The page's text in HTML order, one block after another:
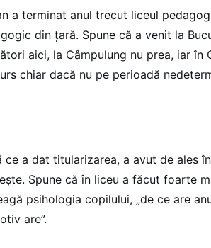
a terminat anul trecut liceul
din țară. Spune că a venit la
aici, la Câmpulung nu prea, iar în
chiar dacă nu pe perioadă
ce a dat titularizarea, a avut de ales
Spune că în liceu a făcut foarte
psihologia copilului, „de ce are
are”.